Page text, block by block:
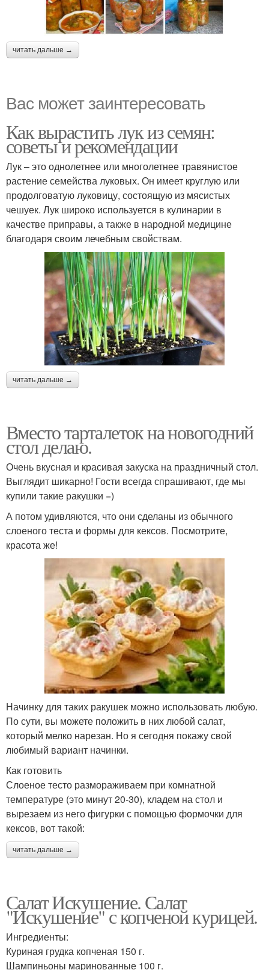
читать дальше →
Вас может заинтересовать
Как вырастить лук из семян:
советы и рекомендации
Лук – это однолетнее или многолетнее травянистое
растение семейства луковых. Он имеет круглую или
продолговатую луковицу, состоящую из мясистых
чешуек. Лук широко используется в кулинарии в
качестве приправы, а также в народной медицине
благодаря своим лечебным свойствам.
читать дальше →
Вместо тарталеток на новогодний
стол делаю.
Очень вкусная и красивая закуска на праздничный стол.
Выглядит шикарно! Гости всегда спрашивают, где мы
купили такие ракушки =)
А потом удивляются, что они сделаны из обычного
слоеного теста и формы для кексов. Посмотрите,
красота же!
Начинку для таких ракушек можно использовать любую.
По сути, вы можете положить в них любой салат,
который мелко нарезан. Но я сегодня покажу свой
любимый вариант начинки.
Как готовить
Слоеное тесто размораживаем при комнатной
температуре (это минут 20-30), кладем на стол и
вырезаем из него фигурки с помощью формочки для
кексов, вот такой:
читать дальше →
Салат Искушение. Салат
"Искушение" с копченой курицей.
Ингредиенты:
Куриная грудка копченая 150 г.
Шампиньоны маринованные 100 г.